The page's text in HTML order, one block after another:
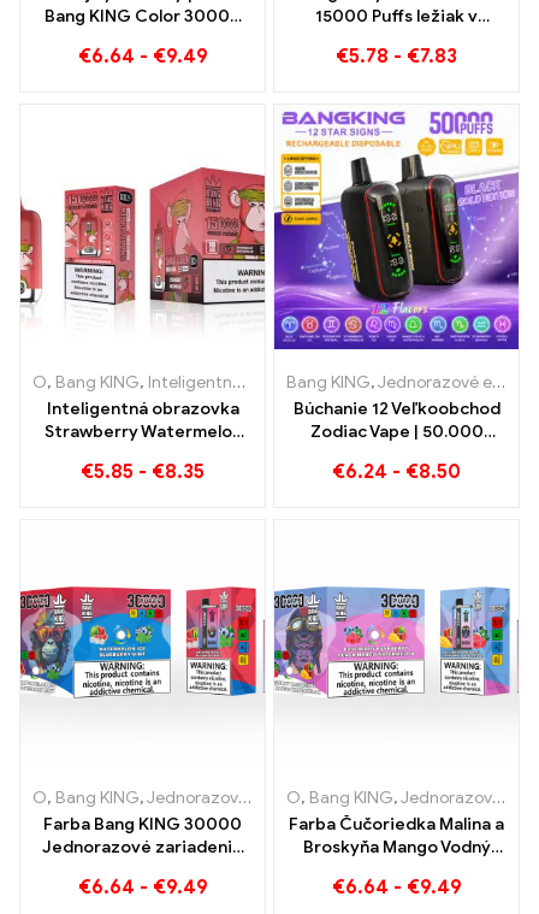
Bang KING Color 30000
Watermelon 30000
€6.64 - €9.49
15000 Puffs ležiak v
bez vlaku
€5.78 - €7.83
O, Bang KING, Inteligentná obrazovka Bang King 15000 Bafať
Inteligentná obrazovka
Strawberry Watermelon
Vychutnajte si uvoľňujúce
€5.85 - €8.35
Bang KING,Jednorazové e-cigarety
Búchanie 12 Veľkoobchod
Zodiac Vape | 50.000
€6.24 - €8.50
O, Bang KING,Jednorazové elektronické cigarety Litva ,
Farba Bang KING 30000
Jednorazové zariadenie
Dokonalá kombinácia
€6.64 - €9.49
O, Bang KING,Jednorazové elektronické cigarety Litva
Farba Čučoriedka Malina a
Broskyňa Mango Vodný
Potiahnutie
€6.64 - €9.49